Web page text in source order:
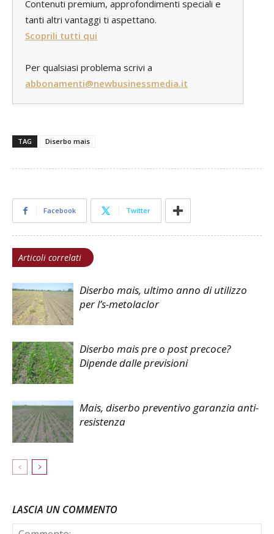
Contenuti premium, approfondimenti speciali e
tanti altri vantaggi ti aspettano.
Scoprili tutti qui
Per qualsiasi problema scrivi a
abbonamenti@newbusinessmedia.it
TAG Diserbo mais
Facebook Twitter
Articoli correlati
Diserbo mais, ultimo anno di utilizzo
per l’s-metolaclor
Diserbo mais pre o post precoce?
Dipende dalle previsioni
Mais, diserbo preventivo garanzia anti-
resistenza
LASCIA UN COMMENTO